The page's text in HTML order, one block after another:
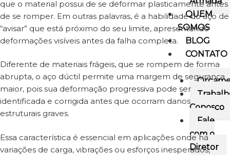
QUEM
SOMOS
BLOG
CONTATO
Conosco
Fale
com o
Diretor
que o material possui de se deformar plasticamente antes
de se romper. Em outras palavras, é a habilidade do aço de
“avisar” que está próximo do seu limite, apresentando
deformações visíveis antes da falha completa.
Diferente de materiais frágeis, que se rompem de forma
abrupta, o aço dúctil permite uma margem de segurança
maior, pois sua deformação progressiva pode ser
identificada e corrigida antes que ocorram danos
estruturais graves.
Essa característica é essencial em aplicações onde há
variações de carga, vibrações ou esforços inesperados,